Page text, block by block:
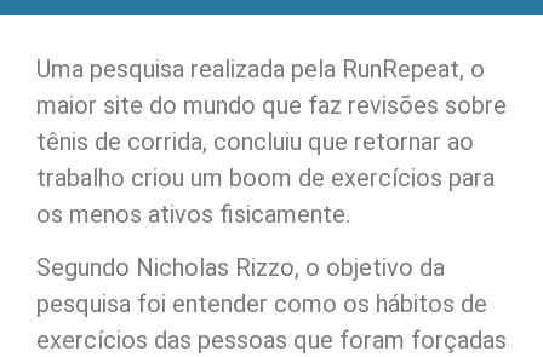
Uma pesquisa realizada pela RunRepeat, o
maior site do mundo que faz revisões sobre
tênis de corrida, concluiu que retornar ao
trabalho criou um boom de exercícios para
os menos ativos fisicamente.
Segundo Nicholas Rizzo, o objetivo da
pesquisa foi entender como os hábitos de
exercícios das pessoas que foram forçadas